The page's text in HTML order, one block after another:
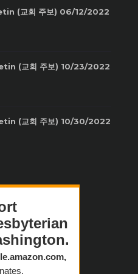
(교회 주보) 06/12/2022
(교회 주보) 10/23/2022
(교회 주보) 10/30/2022